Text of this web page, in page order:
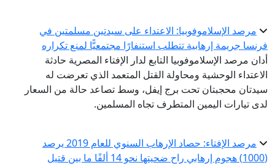
مرصد الإسلاموفوبيا: الاعتداء على سيدتين مسلمتين في
فرنسا جريمة إرهابية تتطلب استنفارًا مجتمعيًّا لمنع تكراره
أدان مرصد الإسلاموفوبيا التابع لدار الإفتاء المصرية حادثة
الاعتداء الوحشية ومحاولة القتل المتعمد الذي تعرضت له
سيدتان محجبتان تحت برج إيفل، وسط تصاعد حالة من السعار
لدى تيارات اليمين المتطرف تجاه المسلمين.
مرصد الإفتاء: حصاد الإرهاب السنوي للعام 2019 يرصد
(1000) هجوم إرهابي راح ضحيتها نحو 14 ألفًا ما بين قتيل